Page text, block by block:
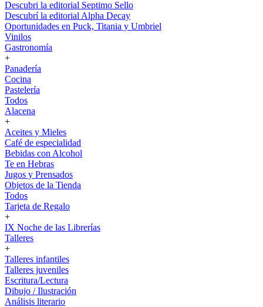
Descubri la editorial Septimo Sello
Descubrí la editorial Alpha Decay
Oportunidades en Puck, Titania y Umbriel
Vinilos
Gastronomía
+
Panadería
Cocina
Pastelería
Todos
Alacena
+
Aceites y Mieles
Café de especialidad
Bebidas con Alcohol
Te en Hebras
Jugos y Prensados
Objetos de la Tienda
Todos
Tarjeta de Regalo
+
IX Noche de las Librerías
Talleres
+
Talleres infantiles
Talleres juveniles
Escritura/Lectura
Dibujo / Ilustración
Análisis literario